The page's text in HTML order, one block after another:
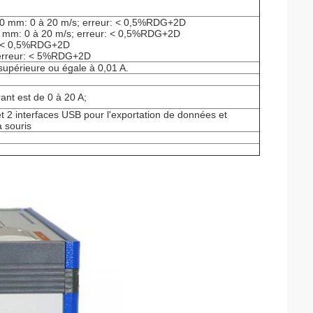
mm: 0 à 20 m/s; erreur: < 0,5%RDG+2D
0 à 20 m/s; erreur: < 0,5%RDG+2D
0,5%RDG+2D
< 5%RDG+2D
ou égale à 0,01 A.
est de 0 à 20 A;
2 interfaces USB pour l'exportation de données et
souris